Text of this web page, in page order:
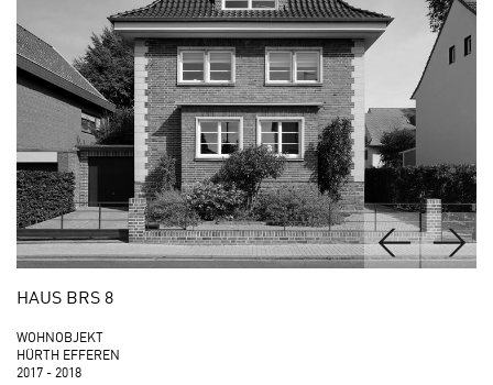
HAUS BRS 8
WOHNOBJEKT
HÜRTH EFFEREN
2017 - 2018